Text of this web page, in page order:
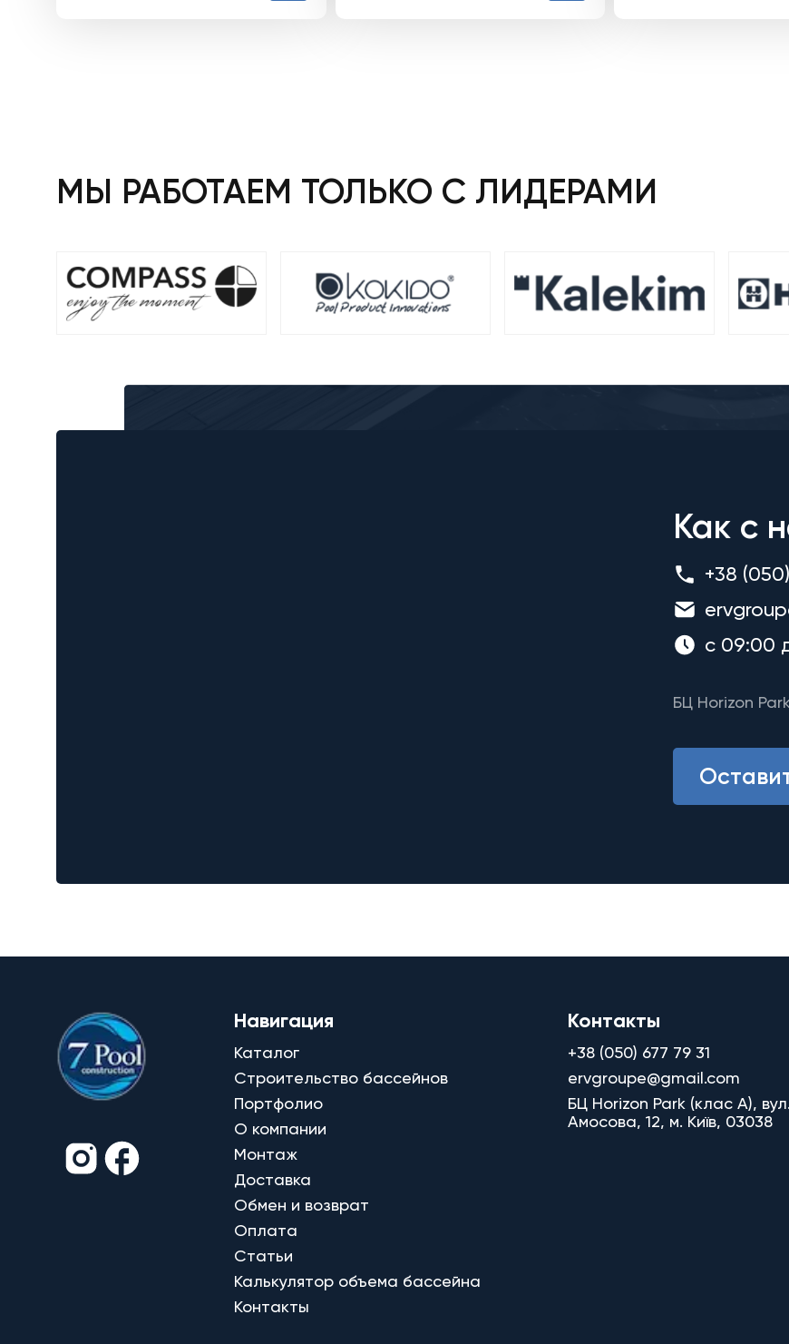
МЫ РАБОТАЕМ ТОЛЬКО С ЛИДЕРАМИ
Как с
+38
с 09:00
БЦ Horizon
Навигация
Каталог
Строительство бассейнов
Портфолио
О компании
Монтаж
Доставка
Обмен и возврат
Оплата
Статьи
Калькулятор объема бассейна
Контакты
Контакты
+38 (050) 677 79 31
ervgroupe@gmail.com
БЦ Horizon Park (клас A),
Амосова, 12, м. Київ, 03038